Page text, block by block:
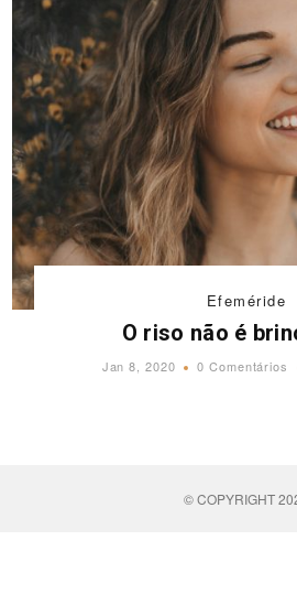
Efeméride
O riso não é
Jan 8, 2020 0 Comentários
© COPYRIGHT